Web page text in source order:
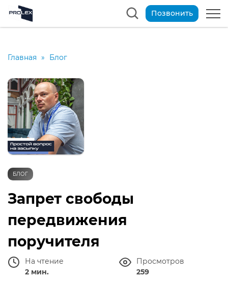
Позвонить
Главная » Блог
БЛОГ
Запрет свободы
передвижения
поручителя
На чтение
2 мин.
Просмотров
259